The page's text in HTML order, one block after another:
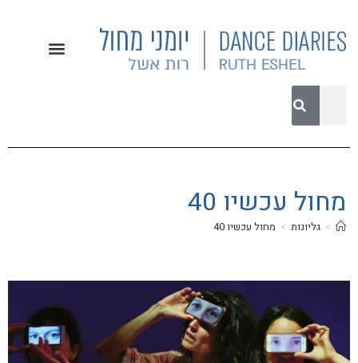
מחול עכשיו 40
> גליונות > מחול עכשיו 40